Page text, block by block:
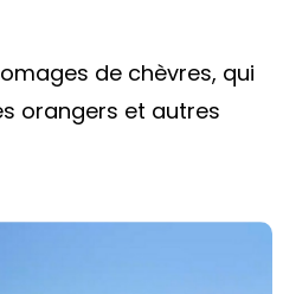
de chèvres, qui
orangers et autres